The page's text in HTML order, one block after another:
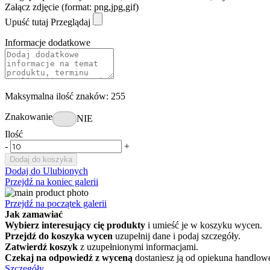
Załącz zdjęcie (format: png,jpg,gif)
Upuść tutaj Przeglądaj
Informacje dodatkowe
Maksymalna ilość znaków: 255
Znakowanie
NIE
Ilość
-
+
Dodaj do koszyka
Dodaj do Ulubionych
Przejdź na koniec galerii
Przejdź na początek galerii
Jak zamawiać
Wybierz interesujący cię produkty i umieść je w koszyku wycen.
Przejdź do koszyka wycen uzupełnij dane i podaj szczegóły.
Zatwierdź koszyk z uzupełnionymi informacjami.
Czekaj na odpowiedź z wyceną dostaniesz ją od opiekuna